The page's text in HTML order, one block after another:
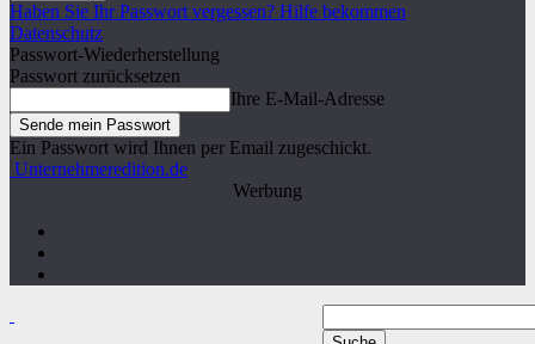
Haben Sie Ihr Passwort vergessen? Hilfe bekommen
Datenschutz
Passwort-Wiederherstellung
Passwort zurücksetzen
Ihre E-Mail-Adresse
Ein Passwort wird Ihnen per Email zugeschickt.
Unternehmeredition.de
Werbung